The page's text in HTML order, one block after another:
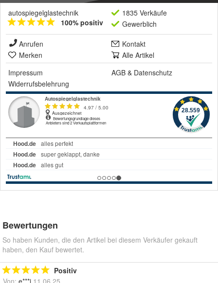
autospiegelglastechnik
100% positiv
1835 Verkäufe
Gewerblich
Anrufen
Kontakt
Merken
Alle Artikel
Impressum
AGB & Datenschutz
Widerrufsbelehrung
Bewertungen
So haben Kunden, die den Artikel bei diesem Verkäufer gekauft
haben, den Kauf bewertet.
Positiv